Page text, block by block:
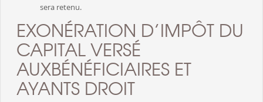
sera retenu.
EXONÉRATION D’IMPÔT DU
CAPITAL VERSÉ
AUXBÉNÉFICIAIRES ET
AYANTS DROIT